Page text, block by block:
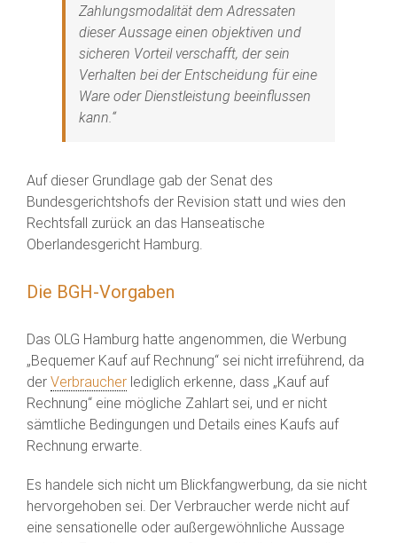
Zahlungsmodalität dem Adressaten
dieser Aussage einen objektiven und
sicheren Vorteil verschafft, der sein
Verhalten bei der Entscheidung für eine
Ware oder Dienstleistung beeinflussen
kann.“
Auf dieser Grundlage gab der Senat des
Bundesgerichtshofs der Revision statt und wies den
Rechtsfall zurück an das Hanseatische
Oberlandesgericht Hamburg.
Die BGH-Vorgaben
Das OLG Hamburg hatte angenommen, die Werbung
„Bequemer Kauf auf Rechnung“ sei nicht irreführend, da
der Verbraucher lediglich erkenne, dass „Kauf auf
Rechnung“ eine mögliche Zahlart sei, und er nicht
sämtliche Bedingungen und Details eines Kaufs auf
Rechnung erwarte.
Es handele sich nicht um Blickfangwerbung, da sie nicht
hervorgehoben sei. Der Verbraucher werde nicht auf
eine sensationelle oder außergewöhnliche Aussage